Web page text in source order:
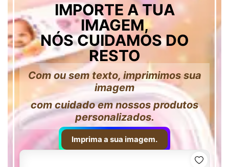
IMPORTE A TUA
IMAGEM,
NÓS CUIDAMOS DO
RESTO
Com ou sem texto, imprimimos sua
imagem
com cuidado em nossos produtos
personalizados.
Imprima a sua imagem.